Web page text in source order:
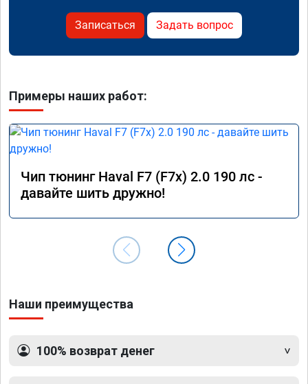
Записаться Задать вопрос
Примеры наших работ:
Чип тюнинг Haval F7 (F7x) 2.0 190 лс -
давайте шить дружно!
Наши преимущества
100% возврат денег